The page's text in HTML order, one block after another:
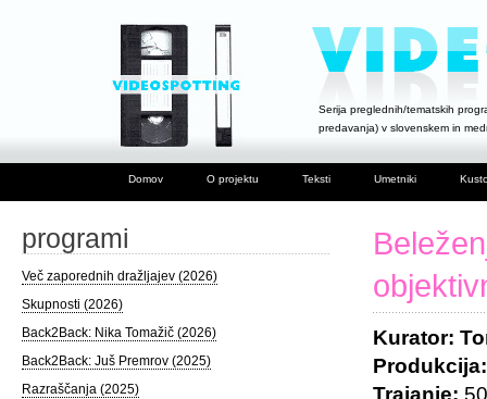
Serija preglednih/tematskih
predavanja) v slovenskem in
Domov O projektu Teksti Umetniki
Kurator:
Produkcija:
Trajanje:
programi
Več zaporednih dražljajev (2026)
Skupnosti (2026)
Back2Back: Nika Tomažič (2026)
Back2Back: Juš Premrov (2025)
Razraščanja (2025)